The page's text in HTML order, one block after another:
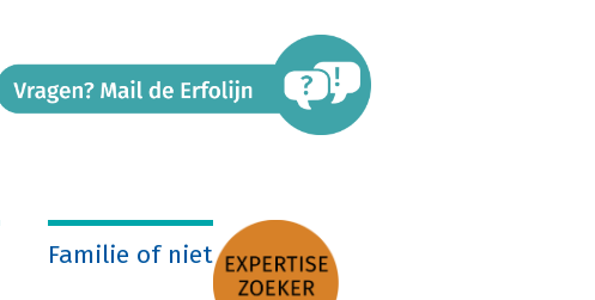
Familie of niet